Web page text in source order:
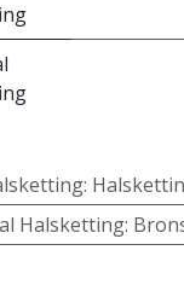
:
Halsketting: